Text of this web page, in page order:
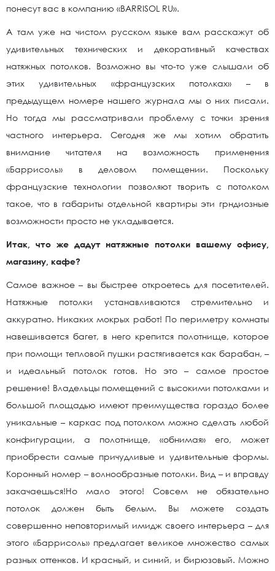
понесут вас в компанию «BARRISOL RU».
А там уже на чистом русском языке вам расскажут об
удивительных технических и декоративный качествах
натяжных потолков. Возможно вы что-то уже слышали об
этих удивительных «французских потолках» – в
предыдущем номере нашего журнала мы о них писали.
Но тогда мы рассматривали проблему с точки зрения
частного интерьера. Сегодня же мы хотим обратить
внимание читателя на возможность применения
«Баррисоль» в деловом помещении. Поскольку
французские технологии позволяют творить с потолком
такое, что в габариты отдельной квартиры эти грндиозные
возможности просто не укладывается.
Итак, что же дадут натяжные потолки вашему офису,
магазину, кафе?
Самое важное – вы быстрее откроетесь для посетителей.
Натяжные потолки устанавливаются стремительно и
аккуратно. Никаких мокрых работ! По периметру комнаты
навешивается багет, в него крепится полотнище, которое
при помощи тепловой пушки растягивается как барабан, –
и идеальный потолок готов. Но это – самое простое
решение! Владельцы помещений с высокими потолками и
большой площадью имеют преимущества гораздо более
уникальные – каркас под потолком можно сделать любой
конфигурации, а полотнище, «обнимая» его, может
приобрести самые причудливые и удивительные формы.
Коронный номер – волнообразные потолки. Вид – и вправду
закачаешься!Но мало этого! Совсем не обязательно
потолок должен быть белым. Вы можете создать
совершенно неповторимый имидж своего интерьера – для
этого «Баррисоль» предлагает великое множество самых
разных оттенков. И красный, и синий, и бирюзовый. Можно